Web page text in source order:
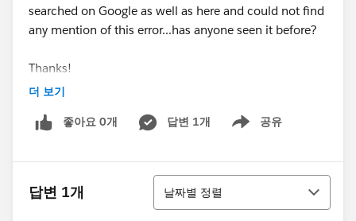
searched on Google as well as here and could not find
any mention of this error...has anyone seen it before?
Thanks!
더 보기
좋아요 0개 답변 1개 공유
Show menu
답변 1개
정렬
날짜별 정렬